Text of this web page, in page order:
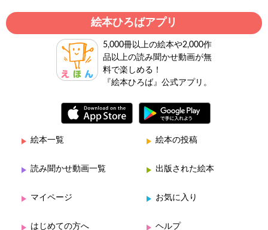
絵本ひろばアプリ
5,000冊以上の絵本や2,000作
品以上の読み聞かせ動画が無
料で楽しめる！
『絵本ひろば』公式アプリ。
絵本一覧 絵本の投稿
読み聞かせ動画一覧 出版された絵本
マイページ お気に入り
はじめての方へ ヘルプ